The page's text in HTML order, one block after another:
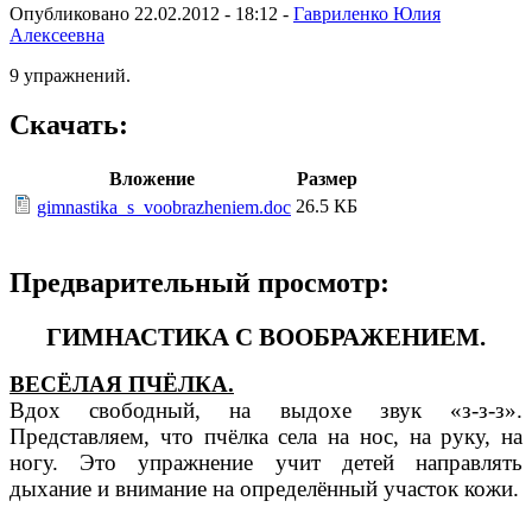
Опубликовано 22.02.2012 - 18:12 - Гавриленко Юлия
Алексеевна
9 упражнений.
Скачать:
Вложение
Размер
gimnastika_s_voobrazheniem.doc 26.5 КБ
Предварительный просмотр:
ГИМНАСТИКА С ВООБРАЖЕНИЕМ.
ВЕСЁЛАЯ ПЧЁЛКА.
Вдох свободный, на выдохе звук «з-з-з».
Представляем, что пчёлка села на нос, на руку, на
ногу. Это упражнение учит детей направлять
дыхание и внимание на определённый участок кожи.